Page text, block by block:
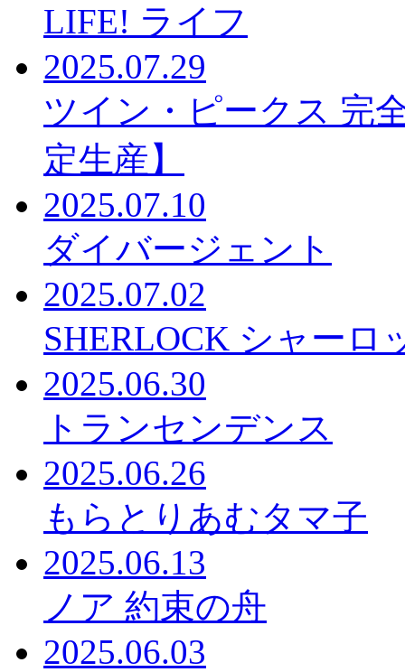
LIFE! ライフ
2025.07.29
ツイン・ピークス 完
定生産】
2025.07.10
ダイバージェント
2025.07.02
SHERLOCK シャーロ
2025.06.30
トランセンデンス
2025.06.26
もらとりあむタマ子
2025.06.13
ノア 約束の舟
2025.06.03